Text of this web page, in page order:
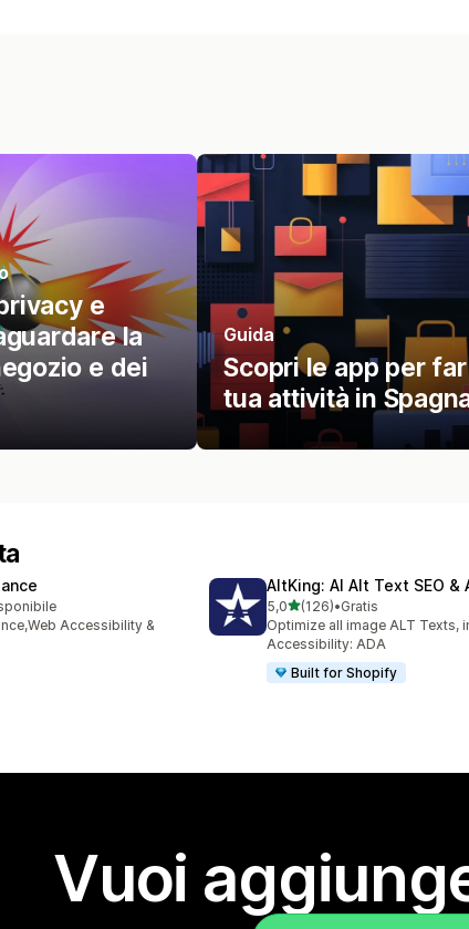
e
la
e dei
Guida
Scopri le app per
tua attività in
Accessibility &
AltKing: AI Alt Text SEO &
5,0stelle su 5
(126)
126 recensioni totali
•Gratis
Optimize all image ALT Texts,
Accessibility: ADA
Built for Shopify
Vuoi